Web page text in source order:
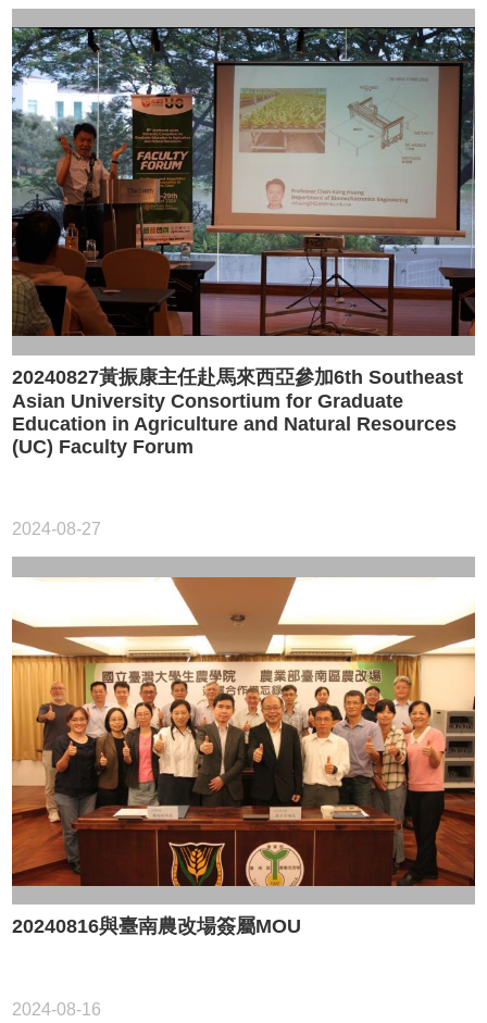
20240827黃振康主任赴馬來西亞參加6th Southeast
Asian University Consortium for Graduate
Education in Agriculture and Natural Resources
(UC) Faculty Forum
2024-08-27
20240816與臺南農改場簽屬MOU
2024-08-16